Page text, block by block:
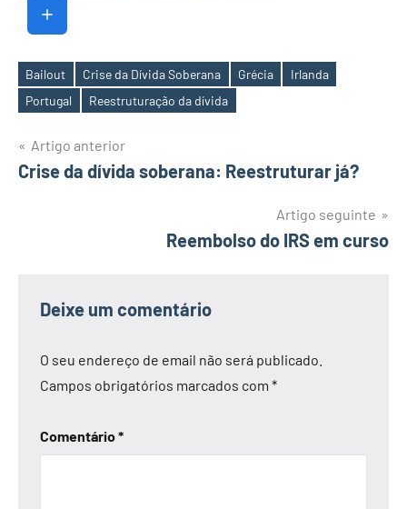
Etiquetas
Bailout Crise da Dívida Soberana Grécia
Irlanda
Portugal
Reestruturação da dívida
Navegação
de
Artigo anterior
Crise da dívida soberana: Reestruturar já?
Artigo seguinte
Reembolso do IRS em curso
Deixe um comentário
O seu endereço de email não será publicado.
Campos obrigatórios marcados com *
Comentário*